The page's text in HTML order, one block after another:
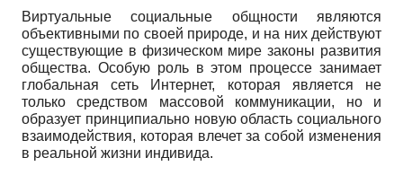
Виртуальные социальные общности являются
объективными по своей природе, и на них действуют
существующие в физическом мире законы развития
общества. Особую роль в этом процессе занимает
глобальная сеть Интернет, которая является не
только сред­ством массовой коммуникации, но и
образует принципиально новую область социального
взаимодействия, которая влечет за собой изменения
в реальной жизни индивида.